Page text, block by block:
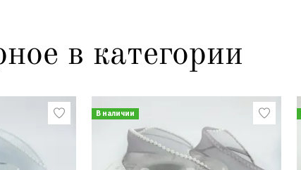
в категории
В наличии